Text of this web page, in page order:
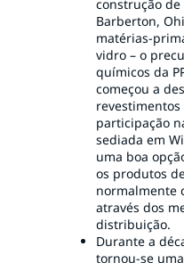
construção
Barberton,
matérias-
vidro – o
químicos da
começou a
participação
sediada em
uma boa
os produtos
normalmente
através dos
distribuição.
Durante a
tornou-se